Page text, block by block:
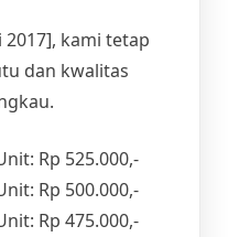
2017], kami tetap
dan kwalitas
Rp 525.000,-
Rp 500.000,-
Rp 475.000,-